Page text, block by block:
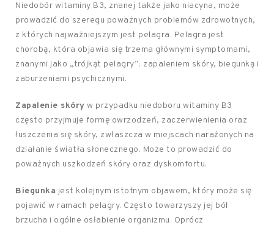
Niedobór witaminy B3, znanej także jako niacyna, może
prowadzić do szeregu poważnych problemów zdrowotnych,
z których najważniejszym jest pelagra. Pelagra jest
chorobą, która objawia się trzema głównymi symptomami,
znanymi jako „trójkąt pelagry”: zapaleniem skóry, biegunką i
zaburzeniami psychicznymi.
Zapalenie skóry w przypadku niedoboru witaminy B3
często przyjmuje formę owrzodzeń, zaczerwienienia oraz
łuszczenia się skóry, zwłaszcza w miejscach narażonych na
działanie światła słonecznego. Może to prowadzić do
poważnych uszkodzeń skóry oraz dyskomfortu.
Biegunka jest kolejnym istotnym objawem, który może się
pojawić w ramach pelagry. Często towarzyszy jej ból
brzucha i ogólne osłabienie organizmu. Oprócz